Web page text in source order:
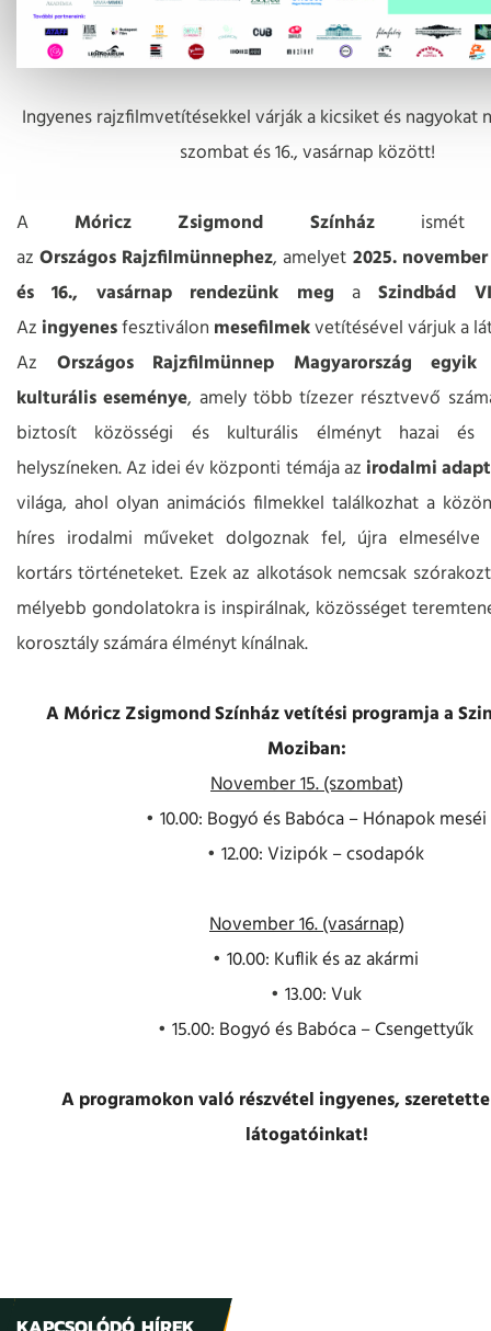
Ingyenes rajzfilmvetítésekkel várják a kicsiket és nagyokat
szombat és 16., vasárnap között!
A Móricz Zsigmond Színházismét
azOrszágos Rajzfilmünnephez, amelyet 2025.
és 16., vasárnap rendezünk meg aSzindbád
Az ingyenesfesztiválon mesefilmekvetítésével várjuk a
Az Országos Rajzfilmünnep Magyarország egyik
kulturális eseménye, amely több tízezer résztvevő
biztosít közösségi és kulturális élményt hazai és
helyszíneken. Az idei év központi témája az irodalmi
világa, ahol olyan animációs filmekkel találkozhat a
híres irodalmi műveket dolgoznak fel, újra elmesélve
kortárs történeteket. Ezek az alkotások nemcsak
mélyebb gondolatokra is inspirálnak, közösséget
korosztály számára élményt kínálnak.
A Móricz Zsigmond Színház vetítési programja a
Moziban:
November 15. (szombat)
10.00: Bogyó és Babóca – Hónapok meséi
12.00: Vizipók – csodapók
November 16. (vasárnap)
10.00: Kuflik és az akármi
13.00: Vuk
15.00: Bogyó és Babóca – Csengettyűk
A programokon való részvétel ingyenes,
látogatóinkat!